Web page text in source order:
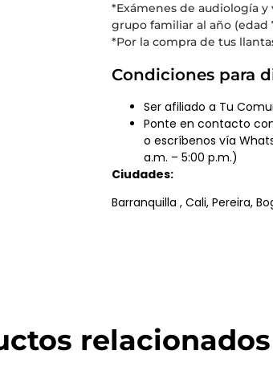
*Exámenes de audiología
grupo familiar al año (edad
*Por la compra de tus
Condiciones para
Ser afiliado a Tu
Ponte en contacto
o escríbenos vía
a.m. – 5:00 p.m.)
Ciudades:
Barranquilla , Cali, Pereira,
relacionados